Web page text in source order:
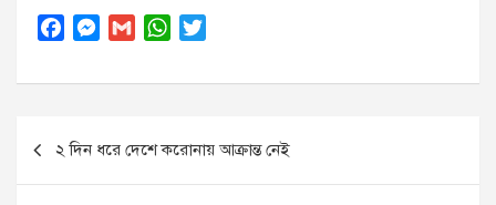
c
o
o
M
s
n
g
G
a
W
a
A
p
i
e
r
Post
navigation
২ দিন ধরে দেশে করোনায় আক্রান্ত নেই